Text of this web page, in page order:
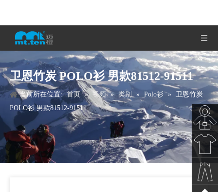
卫恩竹炭 POLO衫 男款81512-91511
当前所在位置: 首页 » 视频 » 类别 » Polo衫 » 卫恩竹炭
POLO衫 男款81512-91511
秋冬新
春夏新